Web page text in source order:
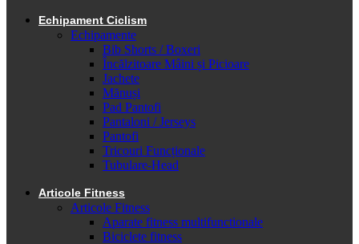
Echipament Ciclism
Echipamente
Bib Shorts / Boxeri
Încălzitoare Mâini și Picioare
Jachete
Mănuși
Pad Pantofi
Pantaloni / Jerseys
Pantofi
Tricouri Funcționale
Tubulare-Head
Articole Fitness
Articole Fitness
Aparate fitness multifunctionale
Biciclete fitness